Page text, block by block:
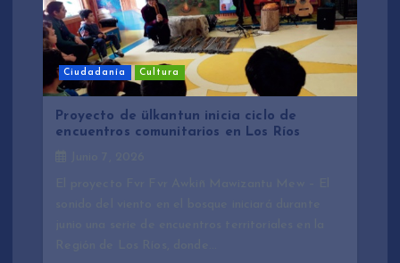
Ciudadanía Cultura
Proyecto de ülkantun inicia ciclo de
encuentros comunitarios en Los Ríos